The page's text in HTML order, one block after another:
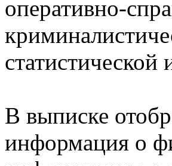
оперативно-
В выписке
информация о